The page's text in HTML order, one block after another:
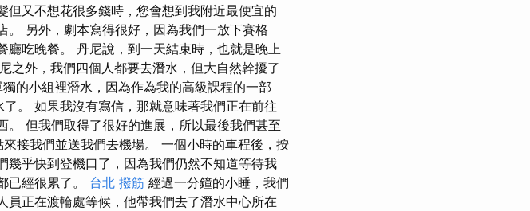
又不想花很多錢時，您會想到我附近最便宜的
另外，劇本寫得很好，因為我們一放下賽格
吃晚餐。 丹尼說，到一天結束時，也就是晚上
之外，我們四個人都要去潛水，但大自然幹擾了
的小組裡潛水，因為作為我的高級課程的一部
。 如果我沒有寫信，那就意味著我們正在前往
但我們取得了很好的進展，所以最後我們甚至
接我們並送我們去機場。 一個小時的車程後，按
乎快到登機口了，因為我們仍然不知道等待我
已經很累了。 台北 撥筋 經過一分鐘的小睡，我們
正在渡輪處等候，他帶我們去了潛水中心所在